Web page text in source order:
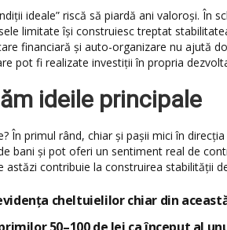
ideale” riscă să piardă ani valoroși. În
limitate își construiesc treptat
financiară și auto-organizare nu ajută
pot fi realizate investiții în propria
ideile principale
În primul rând, chiar și pașii mici în
bani și pot oferi un sentiment real de
astăzi contribuie la construirea stabilității
cheltuielilor chiar din